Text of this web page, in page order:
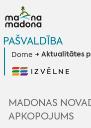
PAŠVALDĪBA
Dome Aktualitātes
IZVĒLNE
MADONAS
APKOPOJUMS